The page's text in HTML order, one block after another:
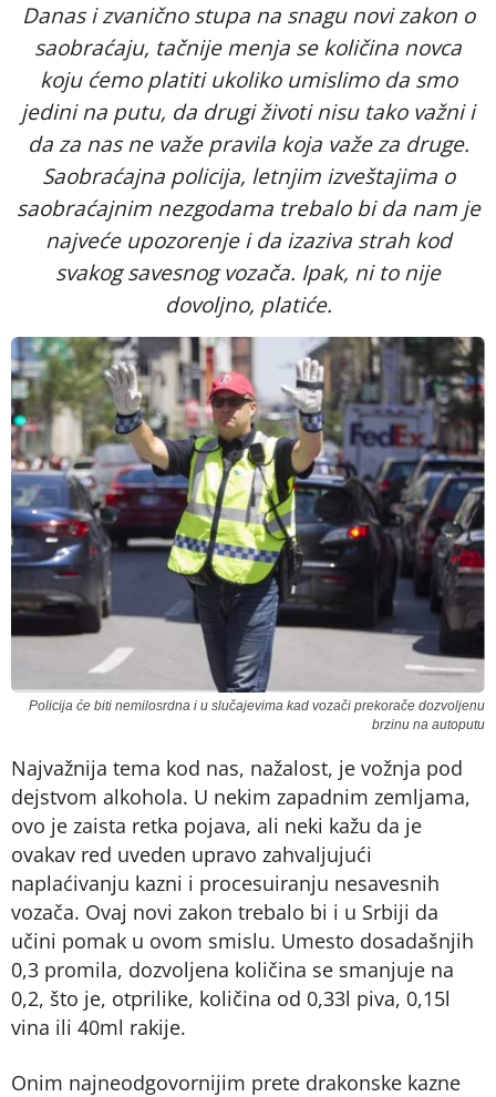
Danas i zvanično stupa na snagu novi zakon o
saobraćaju, tačnije menja se količina novca
koju ćemo platiti ukoliko umislimo da smo
jedini na putu, da drugi životi nisu tako važni i
da za nas ne važe pravila koja važe za druge.
Saobraćajna policija, letnjim izveštajima o
saobraćajnim nezgodama trebalo bi da nam je
najveće upozorenje i da izaziva strah kod
svakog savesnog vozača. Ipak, ni to nije
dovoljno, platiće.
Policija će biti nemilosrdna i u slučajevima kad vozači prekorače dozvoljenu
brzinu na autoputu
Najvažnija tema kod nas, nažalost, je vožnja pod
dejstvom alkohola. U nekim zapadnim zemljama,
ovo je zaista retka pojava, ali neki kažu da je
ovakav red uveden upravo zahvaljujući
naplaćivanju kazni i procesuiranju nesavesnih
vozača. Ovaj novi zakon trebalo bi i u Srbiji da
učini pomak u ovom smislu. Umesto dosadašnjih
0,3 promila, dozvoljena količina se smanjuje na
0,2, što je, otprilike, količina od 0,33l piva, 0,15l
vina ili 40ml rakije.
Onim najneodgovornijim prete drakonske kazne